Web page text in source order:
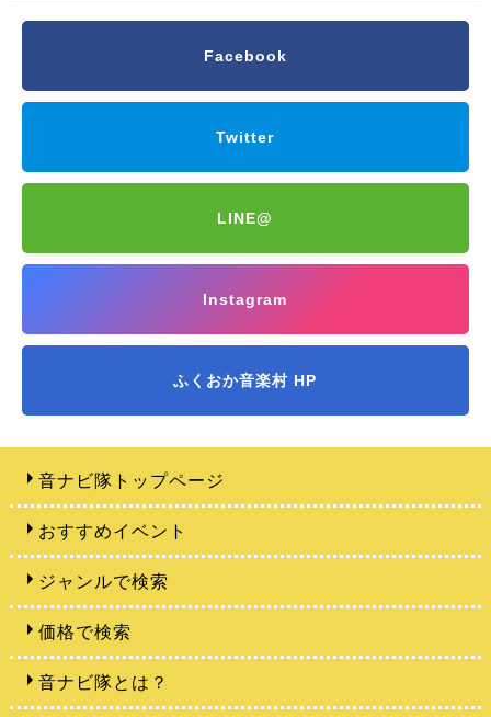
Facebook
Twitter
LINE@
Instagram
ふくおか音楽村 HP
音ナビ隊トップページ
おすすめイベント
ジャンルで検索
価格で検索
音ナビ隊とは？